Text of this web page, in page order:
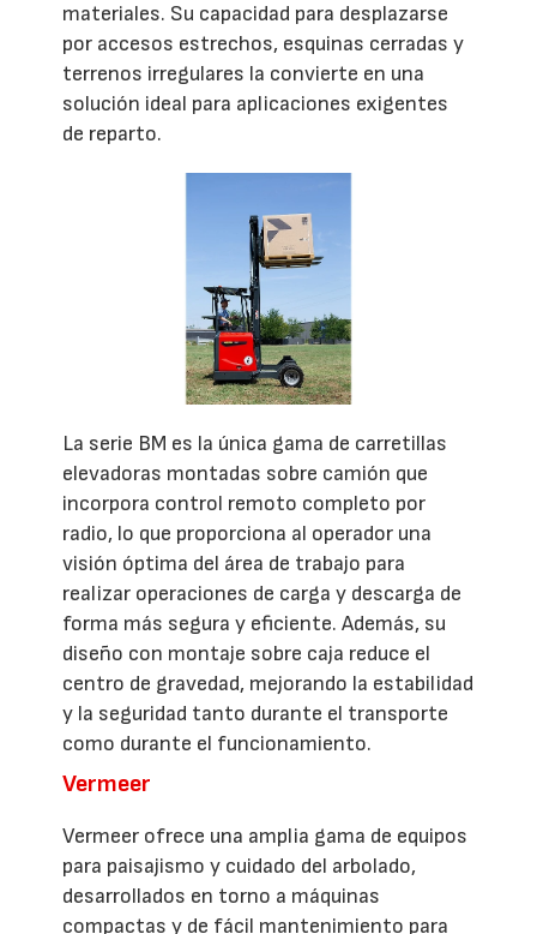
materiales. Su capacidad para desplazarse
por accesos estrechos, esquinas cerradas y
terrenos irregulares la convierte en una
solución ideal para aplicaciones exigentes
de reparto.
La serie BM es la única gama de carretillas
elevadoras montadas sobre camión que
incorpora control remoto completo por
radio, lo que proporciona al operador una
visión óptima del área de trabajo para
realizar operaciones de carga y descarga de
forma más segura y eficiente. Además, su
diseño con montaje sobre caja reduce el
centro de gravedad, mejorando la estabilidad
y la seguridad tanto durante el transporte
como durante el funcionamiento.
Vermeer
Vermeer ofrece una amplia gama de equipos
para paisajismo y cuidado del arbolado,
desarrollados en torno a máquinas
compactas y de fácil mantenimiento para